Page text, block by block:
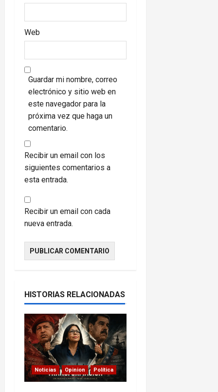
Web
Guardar mi nombre, correo
electrónico y sitio web en
este navegador para la
próxima vez que haga un
comentario.
Recibir un email con los
siguientes comentarios a
esta entrada.
Recibir un email con cada
nueva entrada.
HISTORIAS RELACIONADAS
Noticias Opinion Política